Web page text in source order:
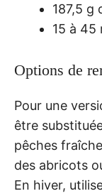
187,5 g
15 à 45
Options de
Pour une
être
pêches
des abricots
En hiver,